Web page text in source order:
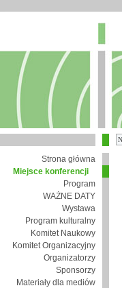
Strona główna
Miejsce konferencji
Program
WAŻNE DATY
Wystawa
Program kulturalny
Komitet Naukowy
Komitet Organizacyjny
Organizatorzy
Sponsorzy
Materiały dla mediów